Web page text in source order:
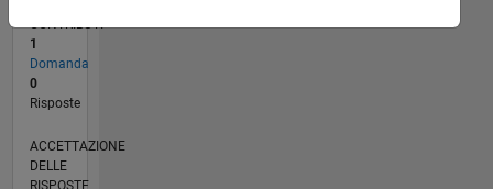
CONTRIBUTI
1
Domanda
0
Risposte
ACCETTAZIONE
DELLE